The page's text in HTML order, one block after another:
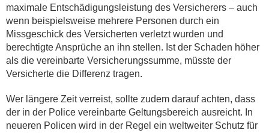
maximale Entschädigungsleistung des Versicherers – auch
wenn beispielsweise mehrere Personen durch ein
Missgeschick des Versicherten verletzt wurden und
berechtigte Ansprüche an ihn stellen. Ist der Schaden höher
als die vereinbarte Versicherungssumme, müsste der
Versicherte die Differenz tragen.
Wer längere Zeit verreist, sollte zudem darauf achten, dass
der in der Police vereinbarte Geltungsbereich ausreicht. In
neueren Policen wird in der Regel ein weltweiter Schutz für